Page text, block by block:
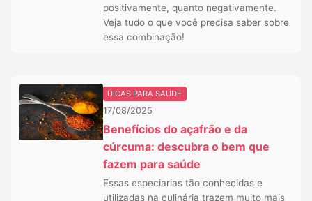
positivamente, quanto negativamente.
Veja tudo o que você precisa saber sobre
essa combinação!
DICAS PARA SAÚDE
17/08/2025
Benefícios do açafrão e da
cúrcuma: descubra o bem que
fazem para saúde
Essas especiarias tão conhecidas e
utilizadas na culinária trazem muito mais